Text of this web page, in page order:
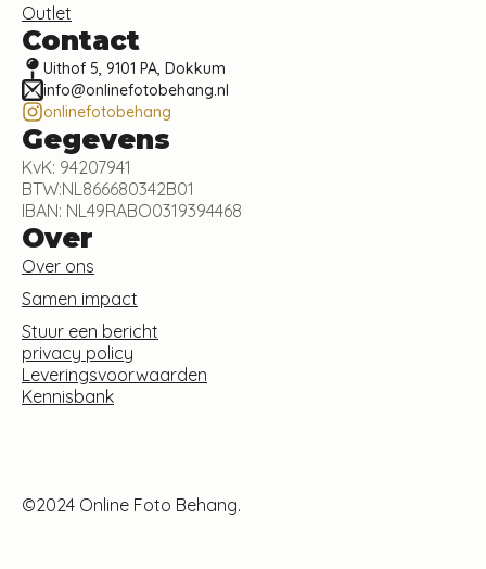
Outlet
Contact
Uithof 5, 9101 PA, Dokkum
info@onlinefotobehang.nl
onlinefotobehang
Gegevens
KvK: 94207941
BTW:NL866680342B01
IBAN: NL49RABO0319394468
Over
Over ons
Samen impact
Stuur een bericht
privacy policy
Leveringsvoorwaarden
Kennisbank
©2024 Online Foto Behang.